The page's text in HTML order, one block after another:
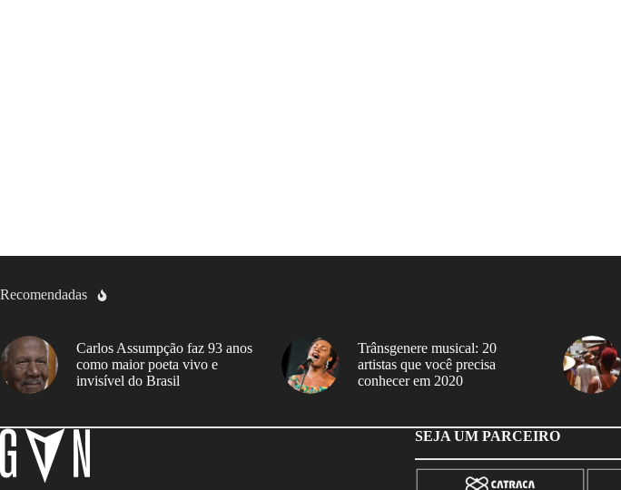
Recomendadas
Carlos Assumpção faz 93 anos
como maior poeta vivo e
invisível do Brasil
Trânsgenere musical: 20
artistas que você precisa
conhecer em 2020
SEJA UM PARCEIRO